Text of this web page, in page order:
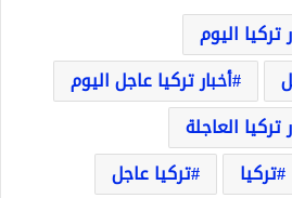
تركيا اليوم
أخبار تركيا عاجل اليوم
تركيا العاجلة
تركيا
تركيا عاجل